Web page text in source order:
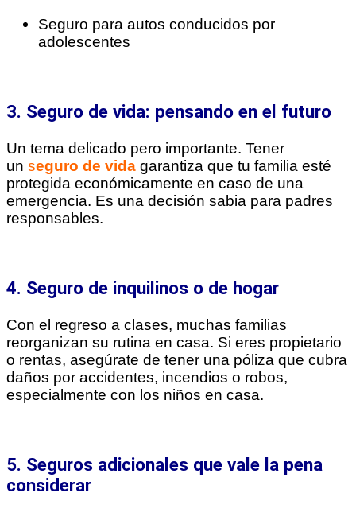
Seguro para autos conducidos por
adolescentes
3. Seguro de vida: pensando en el futuro
Un tema delicado pero importante. Tener
un seguro de vida garantiza que tu familia esté
protegida económicamente en caso de una
emergencia. Es una decisión sabia para padres
responsables.
4. Seguro de inquilinos o de hogar
Con el regreso a clases, muchas familias
reorganizan su rutina en casa. Si eres propietario
o rentas, asegúrate de tener una póliza que cubra
daños por accidentes, incendios o robos,
especialmente con los niños en casa.
5. Seguros adicionales que vale la pena
considerar